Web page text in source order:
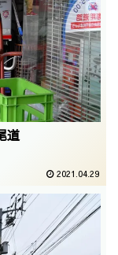
道
2021.04.29